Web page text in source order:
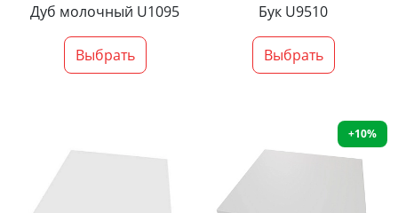
Дуб молочный U1095
Выбрать
Бук U9510
Выбрать
+10%